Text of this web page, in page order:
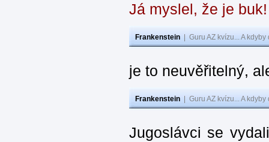
Já myslel, že je
Frankenstein Guru AZ kvízu... A
je to neuvěřitelný,
Frankenstein Guru AZ kvízu... A
Jugoslávci se